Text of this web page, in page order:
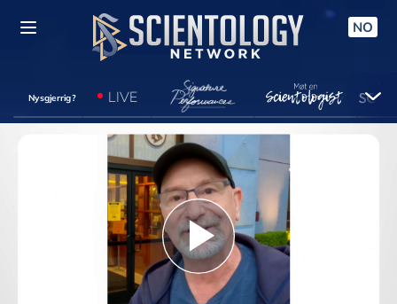
NO
Nysgjerrig? LIVE
Play